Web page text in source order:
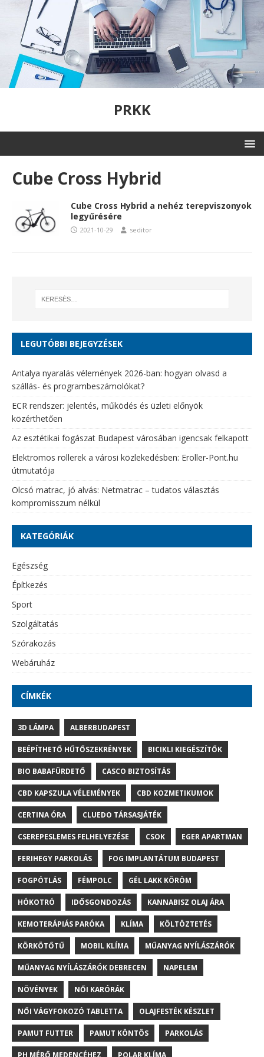
PRKK
Cube Cross Hybrid
Cube Cross Hybrid a nehéz terepviszonyok
legyűrésére
2021-10-29 seditor
LEGUTÓBBI BEJEGYZÉSEK
Antalya nyaralás vélemények 2026-ban: hogyan olvasd a
szállás- és programbeszámolókat?
ECR rendszer: jelentés, működés és üzleti előnyök
közérthetően
Az esztétikai fogászat Budapest városában igencsak felkapott
Elektromos rollerek a városi közlekedésben: Eroller-Pont.hu
útmutatója
Olcsó matrac, jó alvás: Netmatrac – tudatos választás
kompromisszum nélkül
KATEGÓRIÁK
Egészség
Építkezés
Sport
Szolgáltatás
Szórakozás
Webáruház
CÍMKÉK
3D LÁMPA ALBERBUDAPEST
BEÉPÍTHETŐ HŰTŐSZEKRÉNYEK BICIKLI KIEGÉSZÍTŐK
BIO BABAFÜRDETŐ CASCO BIZTOSÍTÁS
CBD KAPSZULA VÉLEMÉNYEK CBD KOZMETIKUMOK
CERTINA ÓRA CLUEDO TÁRSASJÁTÉK
CSEREPESLEMES FELHELYEZÉSE CSOK EGER APARTMAN
FERIHEGY PARKOLÁS FOG IMPLANTÁTUM BUDAPEST
FOGPÓTLÁS FÉMPOLC GÉL LAKK KÖRÖM
HÓKOTRÓ IDŐSGONDOZÁS KANNABISZ OLAJ ÁRA
KEMOTERÁPIÁS PARÓKA KLÍMA KÖLTÖZTETÉS
KÖRKÖTŐTŰ MOBIL KLÍMA MŰANYAG NYÍLÁSZÁRÓK
MŰANYAG NYÍLÁSZÁRÓK DEBRECEN NAPELEM
NÖVÉNYEK NŐI KARÓRÁK
NŐI VÁGYFOKOZÓ TABLETTA OLAJFESTÉK KÉSZLET
PAMUT FUTTER PAMUT KÖNTÖS PARKOLÁS
PH MÉRŐ MEDENCÉHEZ POLAR KLÍMA